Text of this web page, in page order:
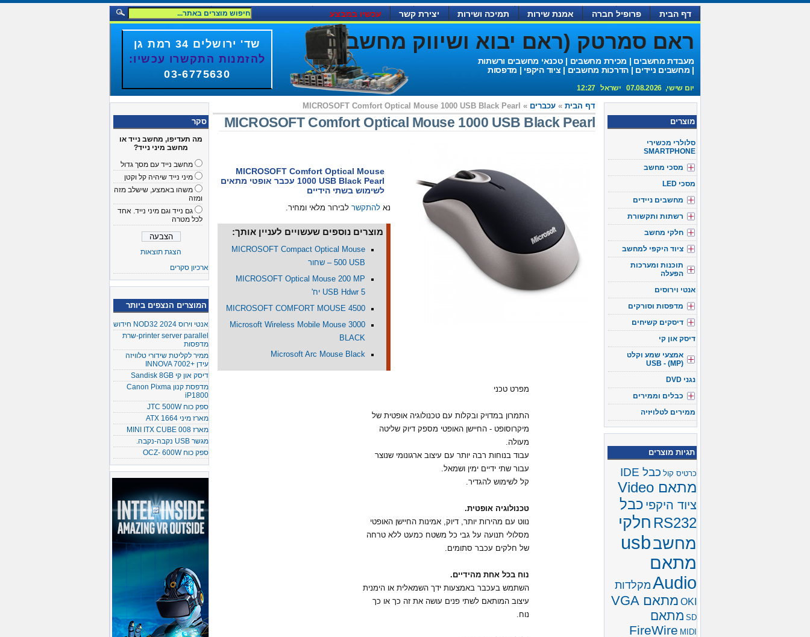
דף הבית פרופיל חברה אמנת שירות תמיכה ושירות יצירת קשר עכשיו במבצע
ראם סמרטק (ראם יבוא ושיווק מחשבים )
מעבדת מחשבים | מכירת מחשבים | טכנאי מחשבים ורשתות
| מחשבים ניידים | הדרכות מחשבים | ציוד היקפי | מדפסות
יום שישי, 07.08.2026 ישראל 12:27
שד' ירושלים 34 רמת גן
להזמנות התקשרו עכשיו:
03-6775630
סקר
מה תעדיפו, מחשב נייד או
מחשב מיני נייד?
מחשב נייד עם מסך גדול
מיני נייד שיהיה קל וקטן
משהו באמצע, שישלב מזה
ומזה
גם נייד וגם מיני נייד. אחד
לכל מטרה
הצגת תוצאות
ארכיון סקרים
המוצרים הנצפים ביותר
אנטי וירוס NOD32 2024 חידוש
printer server parallel-שרת
מדפסות
ממיר לקליטת שידורי טלוויזה
עידן +INNOVA 7002
דיסק און קי Sandisk 8GB
מדפסת קנון Canon Pixma
iP1800
ספק כוח JTC 500W
מארז מיני ATX 1664
מארז MINI ITX CUBE 008
מגשר USB נקבה-נקבה.
ספק כוח OCZ- 600W
דף הבית » עכברים » MICROSOFT Comfort Optical Mouse 1000 USB Black Pearl
MICROSOFT Comfort Optical Mouse 1000 USB Black Pearl
MICROSOFT Comfort Optical Mouse
1000 USB Black Pearl עכבר אופטי מתאים
לשימוש בשתי הידיים
נא להתקשר לבירור מלאי ומחיר.
מוצרים נוספים שעשויים לעניין אותך:
MICROSOFT Compact Optical Mouse
500 USB – שחור
MICROSOFT Optical Mouse 200 MP
USB Hdwr 5 יח'
MICROSOFT COMFORT MOUSE 4500
Microsoft Wireless Mobile Mouse 3000
BLACK
Microsoft Arc Mouse Black
מפרט טכני
התמרון במדויק ובקלות עם טכנולוגיה אופטית של
מיקרוסופט - החיישן האופטי מספק דיוק שליטה
מעולה.
עבוד בנוחות רבה יותר עם עיצוב ארגונומי שנוצר
עבור שתי ידיים ימין ושמאל.
קל לשימוש להגדיר.
טכנולוגיה אופטית.
נווט עם מהירות יותר, דיוק, אמינות החיישן האופטי
מסלולי תנועה על גבי כל משטח כמעט ללא טרחה
של חלקים עכבר סתומים.
נוח בכל אחת מהידיים.
השתמש בעכבר באמצעות ידך השמאלית או הימנית
עיצוב המותאם לשתי פנים עושה את זה כך או כך
נוח.
מוצרים
סלולרי מכשירי
SMARTPHONE
מסכי מחשב
מסכי LED
מחשבים ניידים
רשתות ותקשורת
חלקי מחשב
ציוד היקפי למחשב
תוכנות ומערכות
הפעלה
אנטי וירוסים
מדפסות וסורקים
דיסקים קשיחים
דיסק און קי
אמצעי שמע וקלט
(USB - (MP
נגני DVD
כבלים וממירים
ממירים לטלויזיה
תגיות מוצרים
כרטיס קול כבל IDE
מתאם Video
ציוד היקפי כבל
RS232 חלקי
מחשבusb
מתאם
Audio מקלדות
OKI מתאם VGA
SD מתאם
FireWire MIDI